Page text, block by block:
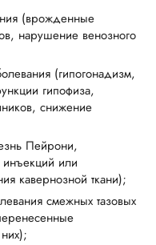
(врожденные
нарушение венозного
(гипогонадизм,
гипофиза,
снижение
Пейрони,
инъекций или
кавернозной ткани);
смежных тазовых